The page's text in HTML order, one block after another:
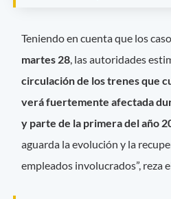
Teniendo en cuenta que los
martes 28 , las autoridades
circulación de los trenes que
verá fuertemente afectada
y parte de la primera del año
aguarda la evolución y la
empleados involucrados”, reza